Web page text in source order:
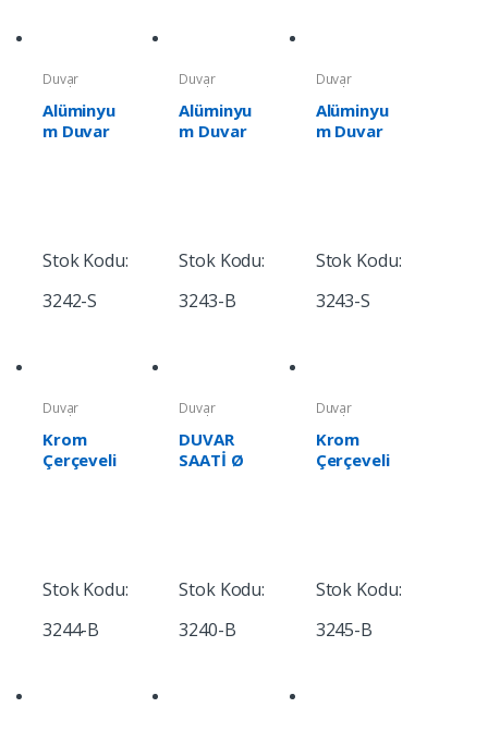
Duvar
Saatleri
Alüminyu
m Duvar
Stok Kodu:
3242-S
Duvar
Saatleri
Alüminyu
m Duvar
Stok Kodu:
3243-B
Duvar
Saatleri
Alüminyu
m Duvar
Stok Kodu:
3243-S
Duvar
Saatleri
Krom
Çerçeveli
Stok Kodu:
3244-B
Duvar
Saatleri
DUVAR
SAATİ Ø
Stok Kodu:
3240-B
Duvar
Saatleri
Krom
Çerçeveli
Stok Kodu:
3245-B